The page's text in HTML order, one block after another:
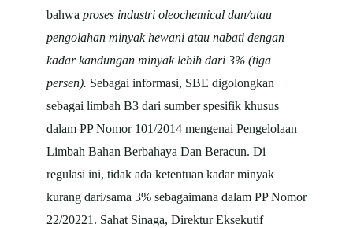
bahwa proses industri oleochemical dan/atau
pengolahan minyak hewani atau nabati dengan
kadar kandungan minyak lebih dari 3% (tiga
persen). Sebagai informasi, SBE digolongkan
sebagai limbah B3 dari sumber spesifik khusus
dalam PP Nomor 101/2014 mengenai Pengelolaan
Limbah Bahan Berbahaya Dan Beracun. Di
regulasi ini, tidak ada ketentuan kadar minyak
kurang dari/sama 3% sebagaimana dalam PP Nomor
22/20221. Sahat Sinaga, Direktur Eksekutif